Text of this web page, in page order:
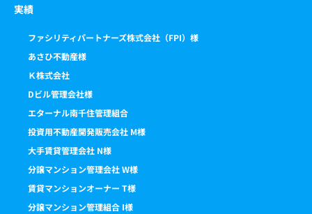
実績
ファシリティパートナーズ株式会社（FPI）様
あさひ不動産様
Ｋ株式会社
Dビル管理会社様
エターナル南千住管理組合
投資用不動産開発販売会社 M様
大手賃貸管理会社 N様
分譲マンション管理会社 W様
賃貸マンションオーナー T様
分譲マンション管理組合 I様